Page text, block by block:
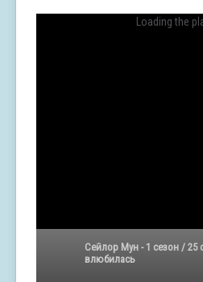
Loading the
Сейлор Мун - 1 сезон / 25
влюбилась